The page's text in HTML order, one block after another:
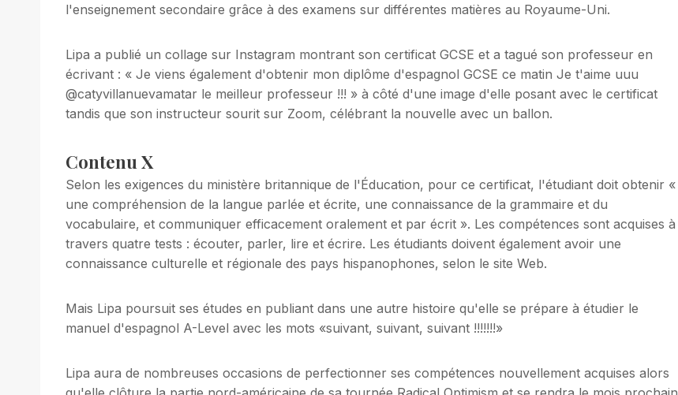
l'enseignement secondaire grâce à des examens sur différentes matières au Royaume-Uni.
Lipa a publié un collage sur Instagram montrant son certificat GCSE et a tagué son professeur en
écrivant : « Je viens également d'obtenir mon diplôme d'espagnol GCSE ce matin Je t'aime uuu
@catyvillanuevamatar le meilleur professeur !!! » à côté d'une image d'elle posant avec le certificat
tandis que son instructeur sourit sur Zoom, célébrant la nouvelle avec un ballon.
Contenu X
Selon les exigences du ministère britannique de l'Éducation, pour ce certificat, l'étudiant doit obtenir «
une compréhension de la langue parlée et écrite, une connaissance de la grammaire et du
vocabulaire, et communiquer efficacement oralement et par écrit ». Les compétences sont acquises à
travers quatre tests : écouter, parler, lire et écrire. Les étudiants doivent également avoir une
connaissance culturelle et régionale des pays hispanophones, selon le site Web.
Mais Lipa poursuit ses études en publiant dans une autre histoire qu'elle se prépare à étudier le
manuel d'espagnol A-Level avec les mots «suivant, suivant, suivant !!!!!!!»
Lipa aura de nombreuses occasions de perfectionner ses compétences nouvellement acquises alors